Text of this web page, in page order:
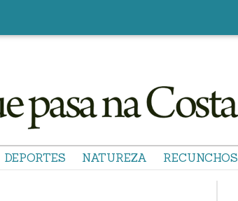
DEPORTES NATUREZA RECUNCHOS